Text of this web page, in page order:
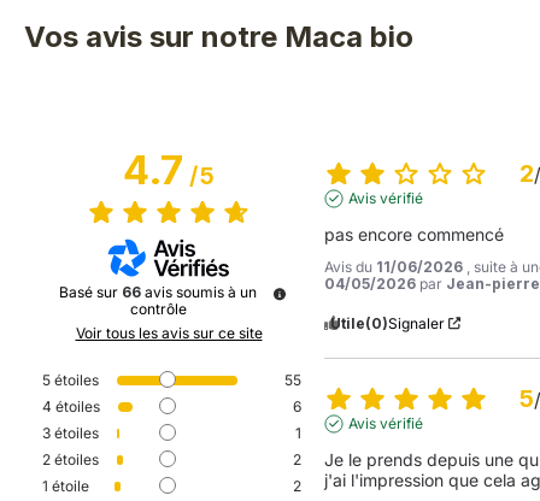
Vos avis sur notre Maca bio
4.7/5
Basé sur 66 avis soumis à un
contrôle
Voir tous les avis sur ce site
5 étoiles
55
4 étoiles
6
3 étoiles
1
2 étoiles
2
1 étoile 2
2/
Avis vérifié
pas encore commencé
Avis du 11/06/2026
, suite à
04/05/2026 par Jean-
Utile(0)Signaler
5/
Avis vérifié
Je le prends depuis une
j'ai l'impression que cela